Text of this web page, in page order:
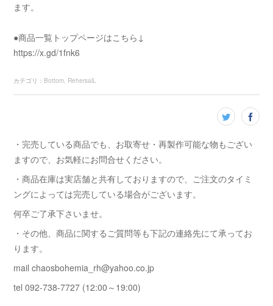
ます。
●商品一覧トップページはこちら↓
https://x.gd/1fnk6
カテゴリ ： Bottom RehersalL
・完売している商品でも、お取寄せ・再製作可能な物もござい
ますので、お気軽にお問合せください。
・商品在庫は実店舗と共有しておりますので、ご注文のタイミ
ングによっては完売している場合がございます。
何卒ご了承下さいませ。
・その他、商品に関するご質問等も下記の連絡先にて承ってお
ります。
mail chaosbohemia_rh@yahoo.co.jp
tel 092-738-7727 (12:00～19:00)